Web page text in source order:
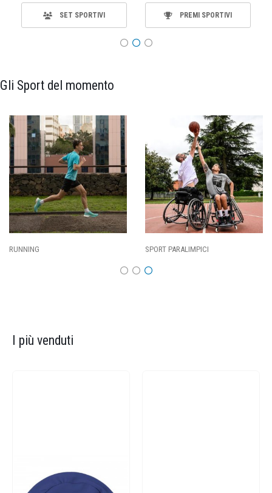
SET SPORTIVI PREMI SPORTIVI
Gli Sport del momento
SPORT PARALIMPICI
I più venduti